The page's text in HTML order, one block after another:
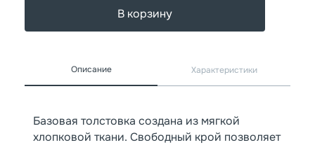
В корзину
Описание Характеристики
Базовая толстовка создана из мягкой
хлопковой ткани. Свободный крой позволяет